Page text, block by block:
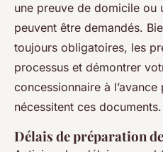
une preuve de domicile ou
peuvent être demandés.
toujours obligatoires, les
processus et démontrer
concessionnaire à l’avance
nécessitent ces documents.
Délais de préparation